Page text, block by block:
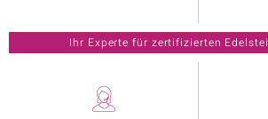
Ihr Experte für zertifizierten